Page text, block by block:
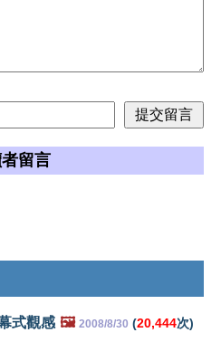
留言
式觀感 🖼️ 2008/8/30 (20,444次)